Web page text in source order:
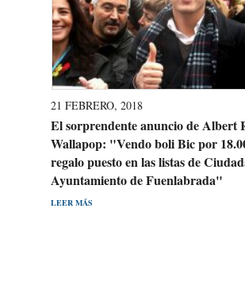
21 FEBRERO, 2018
El sorprendente anuncio de Albert
Wallapop: "Vendo boli Bic por
regalo puesto en las listas de
Ayuntamiento de Fuenlabrada"
LEER MÁS